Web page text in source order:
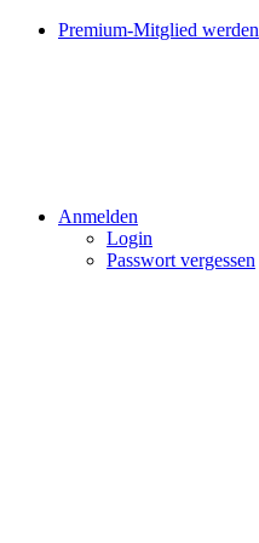
Premium-Mitglied werden
Anmelden
Login
Passwort vergessen